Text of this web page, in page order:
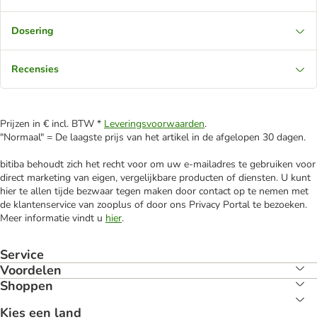
Dosering
Recensies
Prijzen in € incl. BTW * Leveringsvoorwaarden.
"Normaal" = De laagste prijs van het artikel in de afgelopen 30 dagen.
bitiba behoudt zich het recht voor om uw e-mailadres te gebruiken voor
direct marketing van eigen, vergelijkbare producten of diensten. U kunt
hier te allen tijde bezwaar tegen maken door contact op te nemen met
de klantenservice van zooplus of door ons Privacy Portal te bezoeken.
Meer informatie vindt u hier.
Service
Voordelen
Shoppen
Kies een land